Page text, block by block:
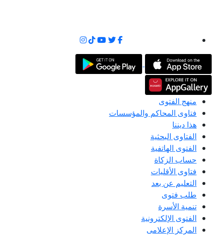
منهج الفتوى
فتاوى المحاكم والمؤسسات
هذا ديننا
الفتاوى البحثية
الفتوى الهاتفية
حساب الزكاة
فتاوى الأقليات
التعليم عن بعد
طلب فتوى
تنمية الأسرة
الفتوى الإلكترونية
المركز الإعلامى